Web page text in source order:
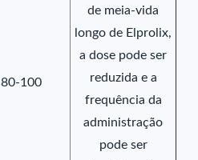
80-100
de meia-vida
longo de Elprolix,
a dose pode ser
reduzida e a
frequência da
administração
pode ser